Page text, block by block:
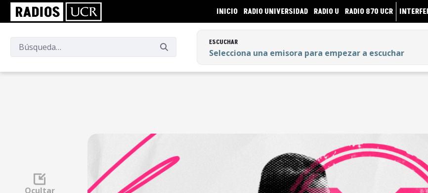
INICIO RADIO UNIVERSIDAD RADIO U RADIO 870 UCR
ESCUCHAR
Selecciona una emisora para empezar a escuchar
Selecciona una emisora para empezar a escuchar
Ocultar